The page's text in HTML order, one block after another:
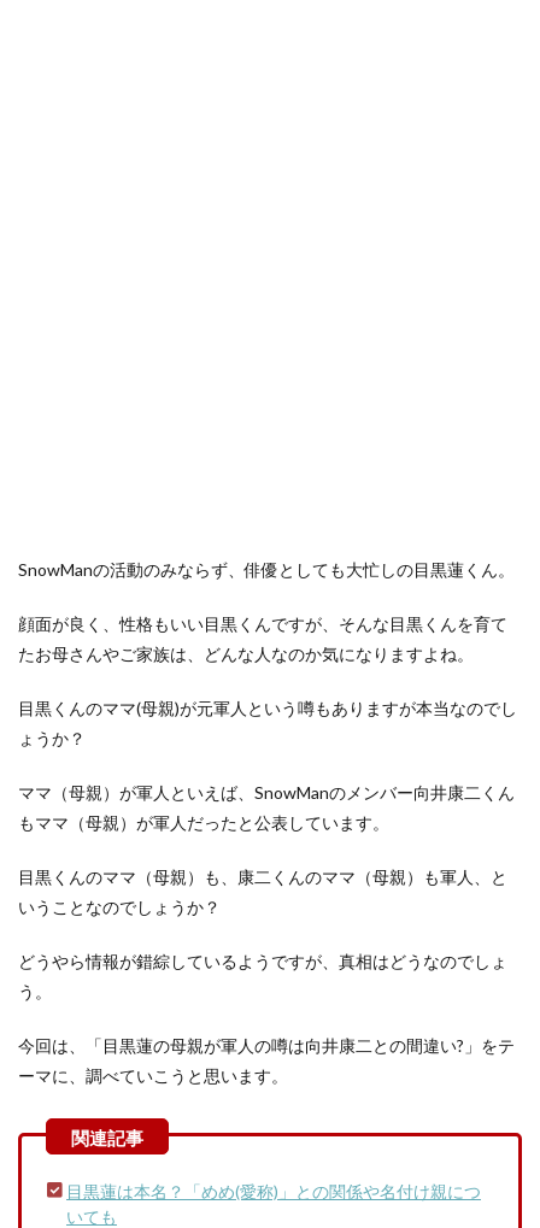
SnowManの活動のみならず、俳優としても大忙しの目黒蓮くん。
顔面が良く、性格もいい目黒くんですが、そんな目黒くんを育て
たお母さんやご家族は、どんな人なのか気になりますよね。
目黒くんのママ(母親)が元軍人という噂もありますが本当なのでし
ょうか？
ママ（母親）が軍人といえば、SnowManのメンバー向井康二くん
もママ（母親）が軍人だったと公表しています。
目黒くんのママ（母親）も、康二くんのママ（母親）も軍人、と
いうことなのでしょうか？
どうやら情報が錯綜しているようですが、真相はどうなのでしょ
う。
今回は、「目黒蓮の母親が軍人の噂は向井康二との間違い?」をテ
ーマに、調べていこうと思います。
目黒蓮は本名？「めめ(愛称)」との関係や名付け親につ
いても